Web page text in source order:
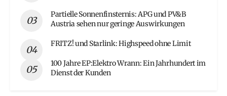
Partielle Sonnenfinsternis: APG und PV&B
Austria sehen nur geringe Auswirkungen
FRITZ! und Starlink: Highspeed ohne Limit
100 Jahre EP:Elektro Wrann: Ein Jahrhundert im
Dienst der Kunden